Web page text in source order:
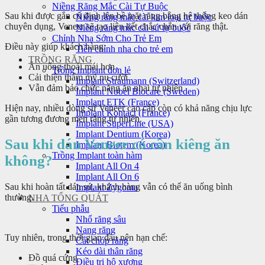
Niềng Răng Mắc Cài Tự Buộc
Niềng răng mắc cài kim loại tự buộc
Niềng răng mắc cài sứ tự buộc
Chỉnh Nha Sớm Cho Trẻ Em
Tiền chỉnh nha cho trẻ em
TRỒNG RĂNG
Trồng Implant đơn lẻ
Implant Straumann (Switzerland)
Implant Nobel Biocare (Sweden)
Implant ETK (France)
Implant Kontact (France)
Implant SuperLine (USA)
Implant Dentium (Korea)
Implant Biotem (Korea)
Trồng Implant toàn hàm
Implant All On 4
Implant All On 6
Implant Zygoma
NHA TỔNG QUÁT
Tiểu phẫu
Nhổ răng sâu
Nang răng
Cắt chóp răng
Kéo dài thân răng
Điều trị hô xương
Sau khi được gắn cố định lên bề mặt răng bằng hệ thống keo dán
chuyên dụng, Veneer sẽ tạo liên kết chắc chắn với răng thật.
Điều này giúp khách hàng:
Ăn uống thoải mái hơn
Cải thiện thẩm mỹ nụ cười
Vẫn đảm bảo chức năng ăn nhai tự nhiên
Hiện nay, nhiều dòng sứ Veneer cao cấp còn có khả năng chịu lực
gần tương đương men răng tự nhiên.
Sau khi dán Veneer có cần kiêng ăn
không?
Sau khi hoàn tất dán sứ, khách hàng vẫn có thể ăn uống bình
thường.
Tuy nhiên, trong thời gian đầu nên hạn chế:
Đồ quá cứng